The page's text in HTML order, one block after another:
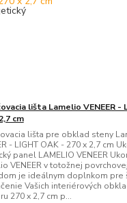
lišta Lamelio VENEER -
cm
lišta pre obklad steny
- LIGHT OAK - 270 x 2,7 cm
panel LAMELIO VENEER
VENEER v totožnej
je ideálnym doplnkom pre
Vašich interiérových
270 x 2,7 cm p...